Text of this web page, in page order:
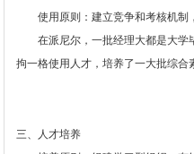
使用原则：建立竞争和考核机制
在派尼尔，一批经理大都是大学毕
拘一格使用人才，培养了一大批综合
三、人才培养